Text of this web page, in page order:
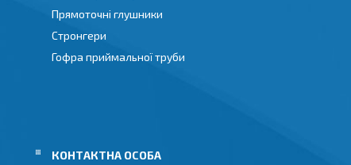
Прямоточні глушники
Стронгери
Гофра приймальної труби